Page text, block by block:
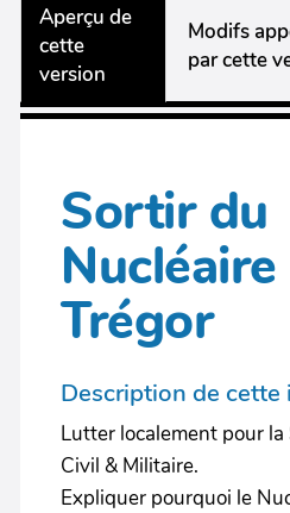
Aperçu de
cette
version
Modifs
par cette
Sortir du
Nucléaire
Trégor
Description de
Lutter localement pour
Civil & Militaire.
Expliquer pourquoi le